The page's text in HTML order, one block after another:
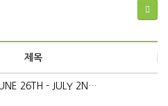
제목
26TH - JULY 2N…